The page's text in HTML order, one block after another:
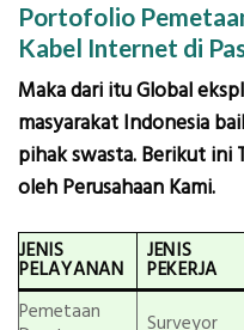
Portofolio
Kabel Internet di
Maka dari itu Global
masyarakat Indonesia
pihak swasta. Berikut ini
oleh Perusahaan Kami.
JENIS
PELAYANAN
JENIS
PEKERJA
Pemetaan
Surveyor